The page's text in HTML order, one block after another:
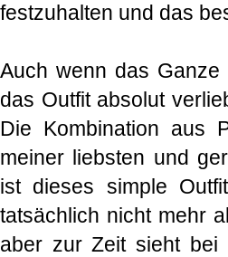
festzuhalten und das
Auch wenn das
das Outfit absolut
Die Kombination aus
meiner liebsten und
ist dieses simple
tatsächlich nicht mehr
aber zur Zeit sieht bei